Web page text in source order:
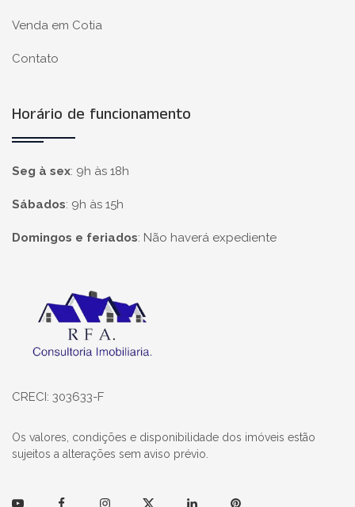
Venda em Cotia
Contato
Horário de funcionamento
Seg à sex: 9h às 18h
Sábados: 9h às 15h
Domingos e feriados: Não haverá expediente
Página inicial
CRECI: 303633-F
Os valores, condições e disponibilidade dos imóveis estão
sujeitos a alterações sem aviso prévio.
YoutubeFacebookInstagramTwitter LinkedinPinterest